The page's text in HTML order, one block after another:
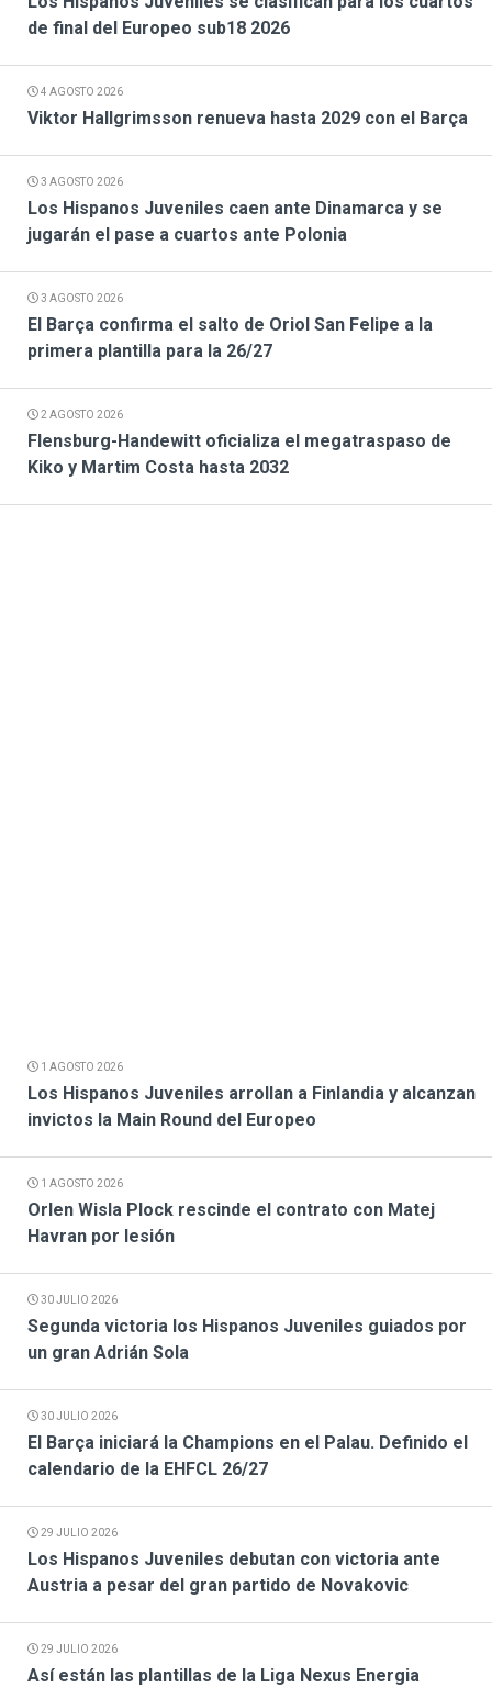
de final del Europeo sub18 2026
4 AGOSTO 2026
Viktor Hallgrimsson renueva hasta 2029 con el Barça
3 AGOSTO 2026
Los Hispanos Juveniles caen ante Dinamarca y se
jugarán el pase a cuartos ante Polonia
3 AGOSTO 2026
El Barça confirma el salto de Oriol San Felipe a la
primera plantilla para la 26/27
2 AGOSTO 2026
Flensburg-Handewitt oficializa el megatraspaso de
Kiko y Martim Costa hasta 2032
1 AGOSTO 2026
Los Hispanos Juveniles arrollan a Finlandia y alcanzan
invictos la Main Round del Europeo
1 AGOSTO 2026
Orlen Wisla Plock rescinde el contrato con Matej
Havran por lesión
30 JULIO 2026
Segunda victoria los Hispanos Juveniles guiados por
un gran Adrián Sola
30 JULIO 2026
El Barça iniciará la Champions en el Palau. Definido el
calendario de la EHFCL 26/27
29 JULIO 2026
Los Hispanos Juveniles debutan con victoria ante
Austria a pesar del gran partido de Novakovic
29 JULIO 2026
Así están las plantillas de la Liga Nexus Energia